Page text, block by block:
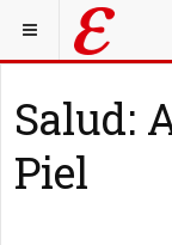
Salud:
Piel